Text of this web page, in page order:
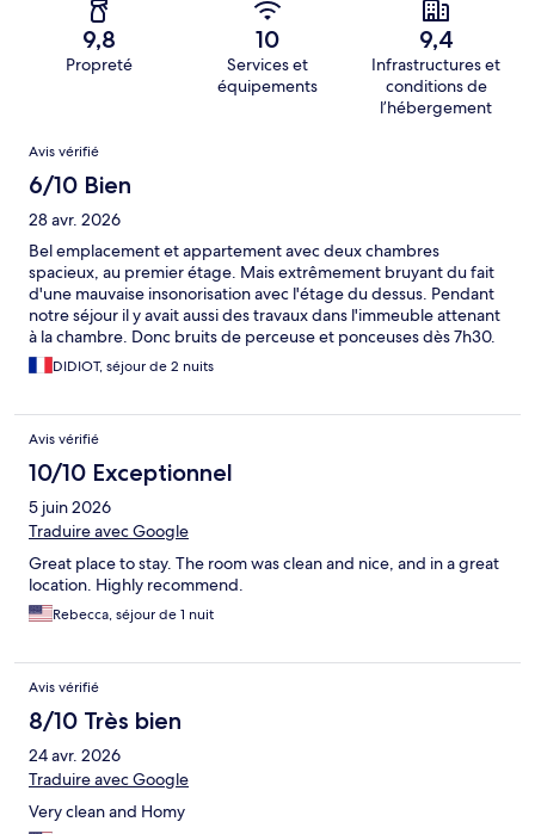
9,8
Propreté
10
Services et
équipements
9,4
Infrastructures et
conditions de
l’hébergement
Avis
Avis vérifié
6/10 Bien
28 avr. 2026
Bel emplacement et appartement avec deux chambres
spacieux, au premier étage. Mais extrêmement bruyant du fait
d'une mauvaise insonorisation avec l'étage du dessus. Pendant
notre séjour il y avait aussi des travaux dans l'immeuble attenant
à la chambre. Donc bruits de perceuse et ponceuses dès 7h30.
DIDIOT, séjour de 2 nuits
Avis vérifié
10/10 Exceptionnel
5 juin 2026
Traduire avec Google
Great place to stay. The room was clean and nice, and in a great
location. Highly recommend.
Rebecca, séjour de 1 nuit
Avis vérifié
8/10 Très bien
24 avr. 2026
Traduire avec Google
Very clean and Homy